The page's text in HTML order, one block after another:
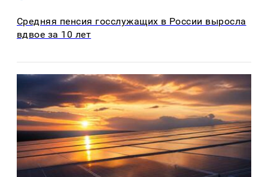
Средняя пенсия госслужащих в России выросла
вдвое за 10 лет